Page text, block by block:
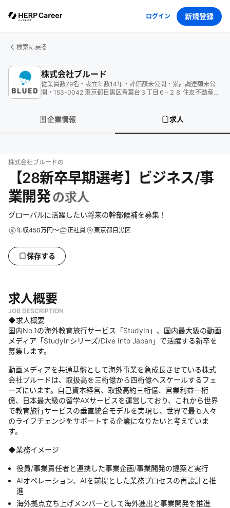
ログイン 新規登録
検索に戻る
株式会社ブルード
従業員数79名 ・ 設立年数14年 ・ 評価額未公開 ・ 累計調達額未公
開 ・ 153-0042 東京都目黒区青葉台３丁目６−２８ 住友不動産青
企業情報 求人
株式会社ブルード の
【28新卒早期選考】ビジネス/事
業開発の求人
グローバルに活躍したい将来の幹部候補を募集！
年収450万円～ 正社員 東京都目黒区
保存する
求人概要
JOB DESCRIPTION
◆求人概要
国内No.1の海外教育旅行サービス「StudyIn」、国内最大級の動画
メディア「StudyInシリーズ/Dive Into Japan」で活躍する新卒を
募集します。
動画メディアを共通基盤として海外事業を急成長させている株式
会社ブルードは、取扱高を三桁億から四桁億へスケールするフェ
ーズにいます。自己資本経営、取扱高約三桁億、営業利益一桁
億、日本最大級の留学AXサービスを運営しており、これから世界
で教育旅行サービスの垂直統合モデルを実現し、世界で最も人々
のライフチェンジをサポートする企業になりたいと考えていま
す。
◆業務イメージ
役員/事業責任者と連携した事業企画/事業開発の提案と実行
AIオペレーション、AIを前提とした業務プロセスの再設計と推
進
海外拠点立ち上げメンバーとして海外進出と事業開発を推進